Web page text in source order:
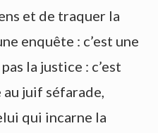
et de traquer la
enquête : c’est une
la justice : c’est
au juif séfarade,
qui incarne la